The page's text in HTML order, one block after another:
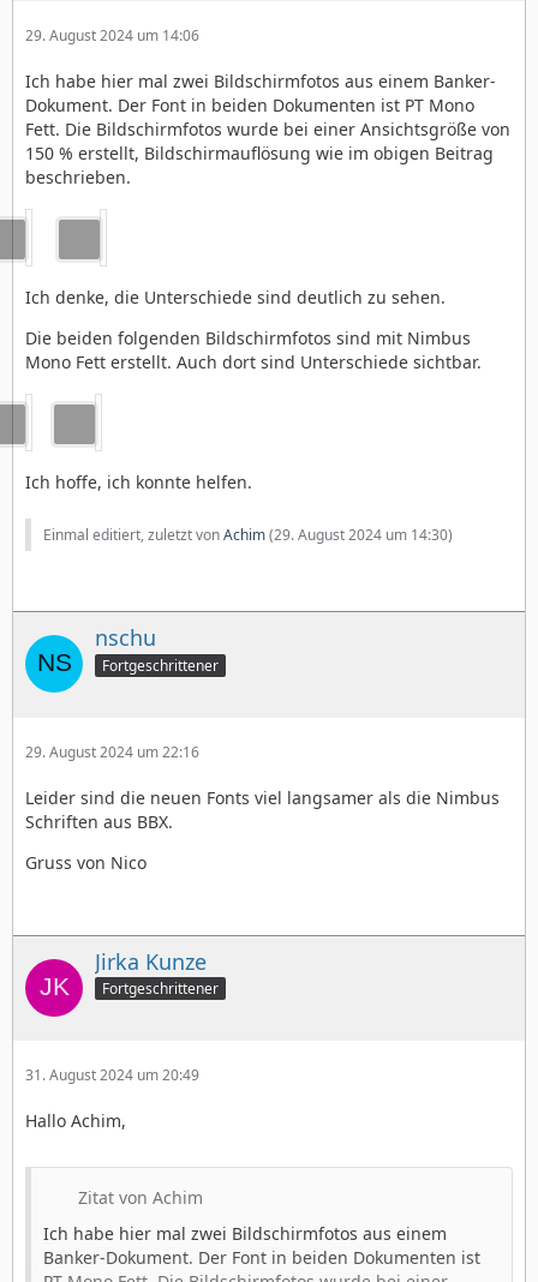
29. August 2024 um 14:06
Ich habe hier mal zwei Bildschirmfotos aus einem Banker-
Dokument. Der Font in beiden Dokumenten ist PT Mono
Fett. Die Bildschirmfotos wurde bei einer Ansichtsgröße von
150 % erstellt, Bildschirmauflösung wie im obigen Beitrag
beschrieben.
Ich denke, die Unterschiede sind deutlich zu sehen.
Die beiden folgenden Bildschirmfotos sind mit Nimbus
Mono Fett erstellt. Auch dort sind Unterschiede sichtbar.
Ich hoffe, ich konnte helfen.
Einmal editiert, zuletzt vonAchim(29. August 2024 um 14:30)
nschu
Fortgeschrittener
29. August 2024 um 22:16
Leider sind die neuen Fonts viel langsamer als die Nimbus
Schriften aus BBX.
Gruss von Nico
Jirka Kunze
Fortgeschrittener
31. August 2024 um 20:49
Hallo Achim,
Zitat von Achim
Ich habe hier mal zwei Bildschirmfotos aus einem
Banker-Dokument. Der Font in beiden Dokumenten ist